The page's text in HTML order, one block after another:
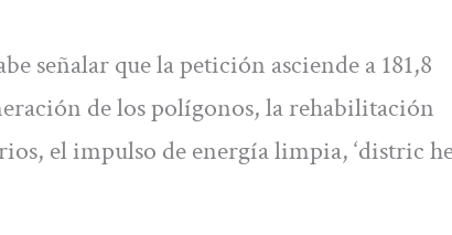
señalar que la petición asciende a 181,8
de los polígonos, la rehabilitación
el impulso de energía limpia, ‘distric